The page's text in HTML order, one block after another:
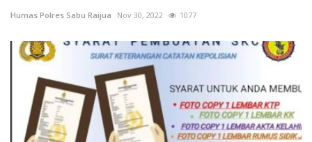
Humas Polres Sabu Raijua Nov 30, 2022 1077